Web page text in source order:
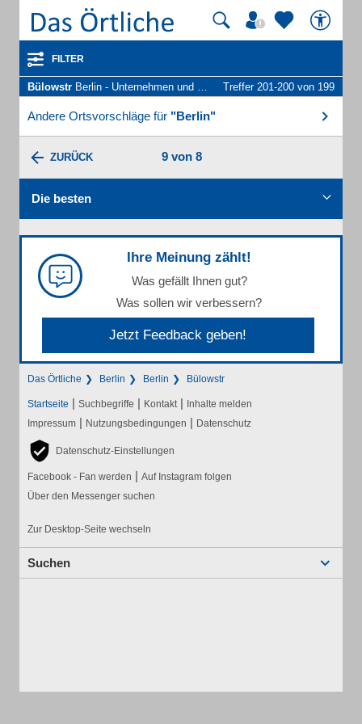
FILTER
Bülowstr Berlin - Unternehmen und Personen Treffer 201-200 von 199
Andere Ortsvorschläge für "Berlin"
ZURÜCK 9 von 8
Die besten
Ihre Meinung zählt!
Was gefällt Ihnen gut?
Was sollen wir verbessern?
Jetzt Feedback geben!
Das Örtliche Berlin Berlin Bülowstr
Startseite | Suchbegriffe | Kontakt | Inhalte melden
Impressum | Nutzungsbedingungen | Datenschutz
Datenschutz-Einstellungen
Facebook - Fan werden | Auf Instagram folgen
Über den Messenger suchen
Zur Desktop-Seite wechseln
Suchen